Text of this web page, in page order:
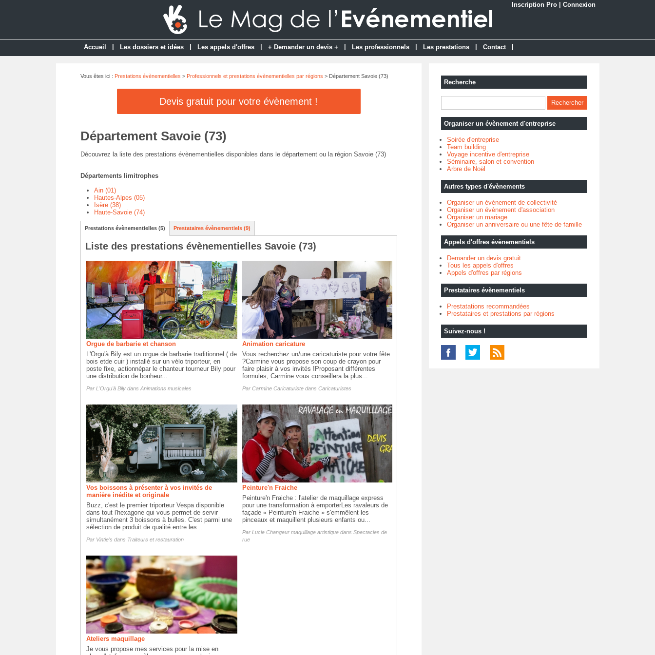
Inscription Pro Connexion
Accueil Les dossiers et idées Les appels d'offres + Demander un devis + Les professionnels Les prestations Contact
Vous êtes ici : Prestations évènementielles > Professionnels et prestations évènementielles par régions > Département Savoie (73)
Devis gratuit pour votre évènement !
Département Savoie (73)
Découvrez la liste des prestations évènementielles disponibles dans le département ou la région Savoie (73)
Départements limitrophes
Ain (01)
Hautes-Alpes (05)
Isère (38)
Haute-Savoie (74)
Prestations évènementielles (5) Prestataires évènementiels (9)
Liste des prestations évènementielles Savoie (73)
Orgue de barbarie et chanson
L'Orgu'à Bily est un orgue de barbarie traditionnel ( de
bois etde cuir ) installé sur un vélo triporteur, en
poste fixe, actionnépar le chanteur tourneur Bily pour
une distribution de bonheur...
Par L'Orgu'à Bilydans Animations musicales
Animation caricature
Vous recherchez un/une caricaturiste pour votre fête
?Carmine vous propose son coup de crayon pour
faire plaisir à vos invités !Proposant différentes
formules, Carmine vous conseillera la plus...
Par Carmine Caricaturistedans Caricaturistes
​
Vos boissons à présenter à vos invités de
manière inédite et originale
Buzz, c'est le premier triporteur Vespa disponible
dans tout l'hexagone qui vous permet de servir
simultanément 3 boissons à bulles. C'est parmi une
sélection de produit de qualité entre les...
Par Vintie's dans Traiteurs et restauration
Peinture'n Fraiche
Peinture'n Fraiche : l'atelier de maquillage express
pour une transformation à emporterLes ravaleurs de
façade « Peinture'n Fraiche » s'emmêlent les
pinceaux et maquillent plusieurs enfants ou...
Par Lucie Changeur maquillage artistiquedans Spectacles de
rue
Ateliers maquillage
Je vous propose mes services pour la mise en
Recherche
Organiser un évènement d'entreprise
Soirée d'entreprise
Team building
Voyage incentive d'entreprise
Séminaire, salon et convention
Arbre de Noël
Autres types d'évènements
Organiser un évènement de collectivité
Organiser un évènement d'association
Organiser un mariage
Organiser un anniversaire ou une fête de famille
Appels d'offres évènementiels
Demander un devis gratuit
Tous les appels d'offres
Appels d'offres par régions
Prestataires évènementiels
Prestatations recommandées
Prestataires et prestations par régions
Suivez-nous !